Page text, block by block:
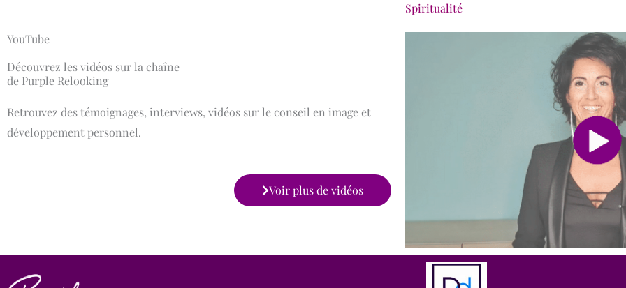
Spiritualité
YouTube
Découvrez les vidéos sur la chaîne
de Purple Relooking
Retrouvez des témoignages, interviews, vidéos sur le conseil en image et
développement personnel.
Voir plus de vidéos